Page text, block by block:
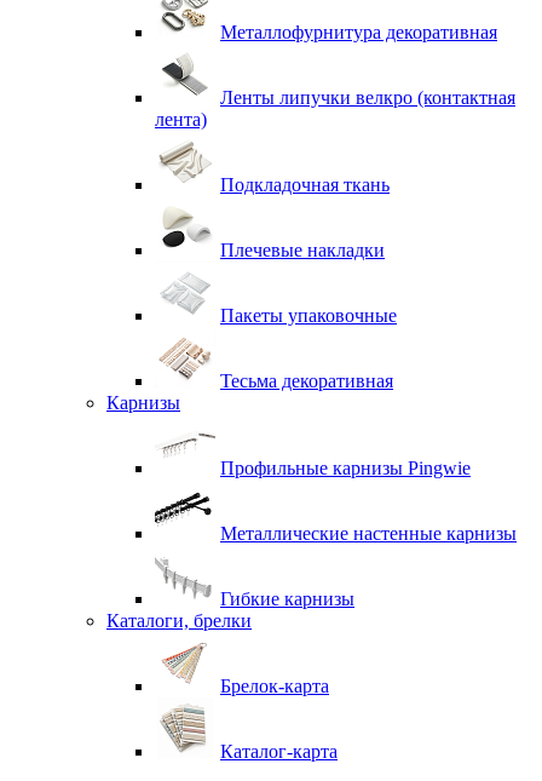
Металлофурнитура декоративная
Ленты липучки велкро (контактная
лента)
Подкладочная ткань
Плечевые накладки
Пакеты упаковочные
Тесьма декоративная
Карнизы
Профильные карнизы Pingwie
Металлические настенные карнизы
Гибкие карнизы
Каталоги, брелки
Брелок-карта
Каталог-карта